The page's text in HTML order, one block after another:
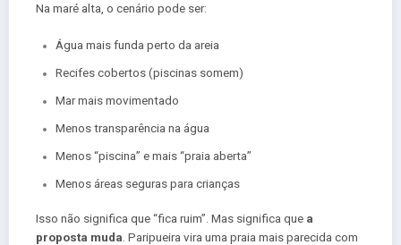
Na maré alta, o cenário pode ser:
Água mais funda perto da areia
Recifes cobertos (piscinas somem)
Mar mais movimentado
Menos transparência na água
Menos “piscina” e mais “praia aberta”
Menos áreas seguras para crianças
Isso não significa que “fica ruim”. Mas significa que a
proposta muda . Paripueira vira uma praia mais parecida com